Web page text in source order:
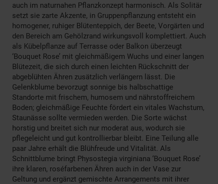
auch im naturnahen Pflanzkonzept harmonisch. Als Solitär
setzt sie zarte Akzente, in Gruppenpflanzung entsteht ein
homogener, ruhiger Blütenteppich, der Beete, Vorgärten und
den Bereich am Gehölzrand wirkungsvoll komplettiert. Auch
als Kübelpflanze auf Terrasse oder Balkon überzeugt
‘Bouquet Rose’ mit gleichmäßigem Wuchs und einer langen
Blütezeit, die sich durch einen leichten Rückschnitt der
abgeblühten Ähren zusätzlich verlängern lässt. Die
Gelenkblume bevorzugt sonnige bis halbschattige
Standorte mit frischem, humosem und nährstoffreichem
Boden; gleichmäßige Feuchte fördert ein vitales Wachstum,
Staunässe sollte vermieden werden. Die Sorte wächst
horstig und breitet sich nur moderat aus, wodurch sie
pflegeleicht und gut kontrollierbar bleibt. Eine Teilung alle
paar Jahre erhält die Blühfreude und Vitalität. Als
Schnittblume bringt Physostegia virginiana ‘Bouquet Rose’
ihre klaren, roséfarbenen Ähren auch in der Vase zur
Geltung und ergänzt gemischte Arrangements mit ihrer